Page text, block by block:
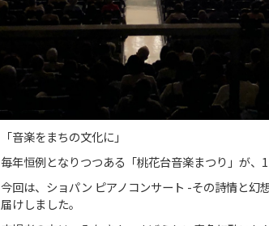
「音楽をまちの文化に」
毎年恒例となりつつある「桃花台音楽まつり」が、
今回は、ショパン ピアノコンサート -その詩情と
届けしました。